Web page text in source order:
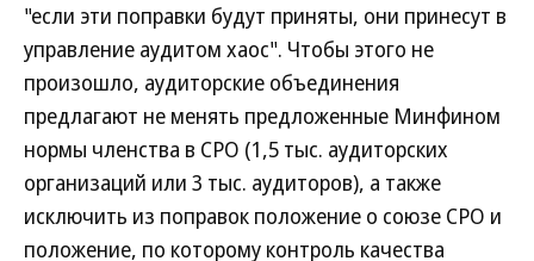
"если эти поправки будут приняты, они принесут в
управление аудитом хаос". Чтобы этого не
произошло, аудиторские объединения
предлагают не менять предложенные Минфином
нормы членства в СРО (1,5 тыс. аудиторских
организаций или 3 тыс. аудиторов), а также
исключить из поправок положение о союзе СРО и
положение, по которому контроль качества